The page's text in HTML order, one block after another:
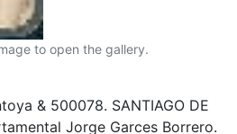
to open the gallery.
& 500078. SANTIAGO DE
Jorge Garces Borrero.